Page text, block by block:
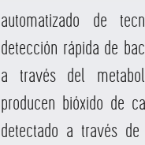
automatizado de
detección rápida de
a través del
producen bióxido de
detectado a través de